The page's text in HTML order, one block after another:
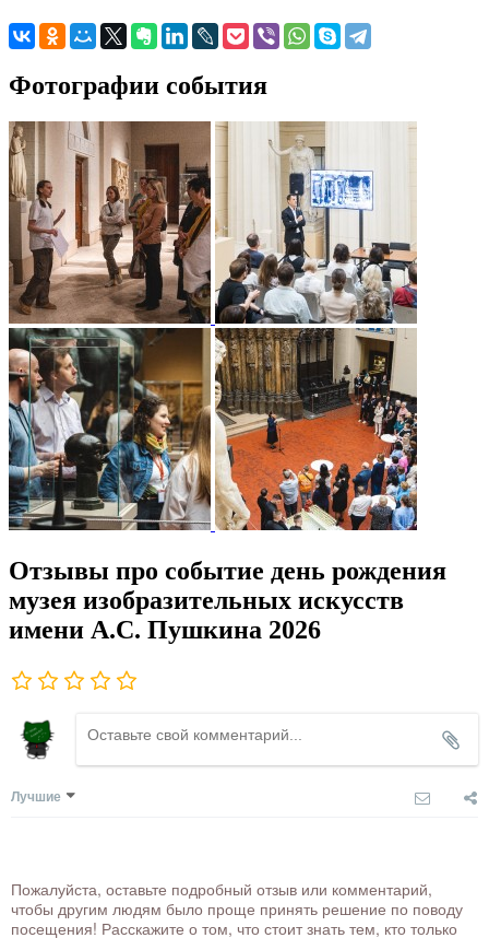
Фотографии события
Отзывы про событие день рождения
музея изобразительных искусств
имени А.С. Пушкина 2026
Лучшие
Пожалуйста, оставьте подробный отзыв или комментарий,
чтобы другим людям было проще принять решение по поводу
посещения! Расскажите о том, что стоит знать тем, кто только